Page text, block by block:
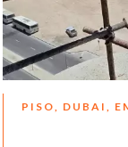
PISO, DUBAI,